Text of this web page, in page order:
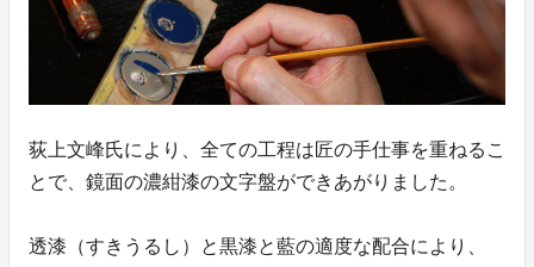
荻上文峰氏により、全ての工程は匠の手仕事を重ねるこ
とで、鏡面の濃紺漆の文字盤ができあがりました。
透漆（すきうるし）と黒漆と藍の適度な配合により、